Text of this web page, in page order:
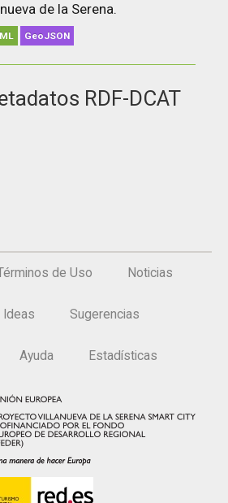
de la Serena.
GeoJSON
RDF-DCAT
de Uso Noticias
Ideas Sugerencias
Ayuda Estadísticas